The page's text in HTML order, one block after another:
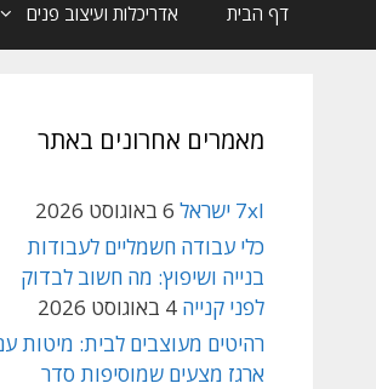
דף הבית אדריכלות ועיצוב פנים
מאמרים אחרונים באתר
7xl ישראל
6 באוגוסט 2026
כלי עבודה חשמליים לעבודות
בנייה ושיפוץ: מה חשוב לבדוק
לפני קנייה 4 באוגוסט 2026
רהיטים מעוצבים לבית: מיטות
ארגז מצעים שמוסיפות סדר